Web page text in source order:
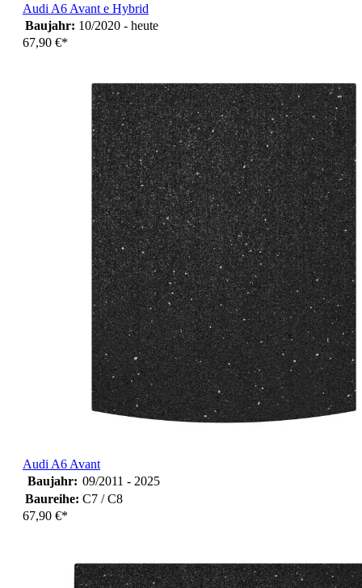
Audi A6 Avant e Hybrid
Baujahr: 10/2020 - heute
67,90 €*
Audi A6 Avant
Baujahr: 09/2011 - 2025
Baureihe: C7 / C8
67,90 €*